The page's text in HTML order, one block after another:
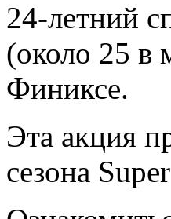
24-летний
(около 25 в
Финиксе.
Эта акция
сезона